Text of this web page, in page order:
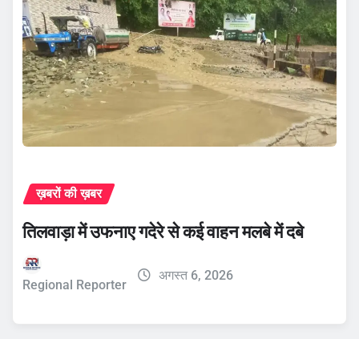
ख़बरों की ख़बर
तिलवाड़ा में उफनाए गदेरे से कई वाहन मलबे में दबे
Regional Reporter
अगस्त 6, 2026